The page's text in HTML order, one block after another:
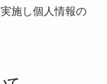
施し個人情報の